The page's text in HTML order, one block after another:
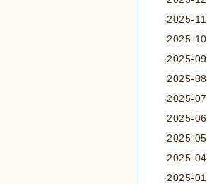
2025-11
2025-10
2025-09
2025-08
2025-07
2025-06
2025-05
2025-04
2025-01